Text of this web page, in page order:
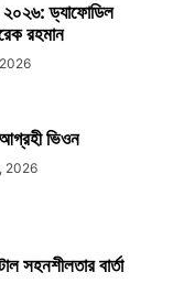
২০২৬: ড্যাফোডিল
রহমান
আগ্রহী ভিওন
2026
সহনশীলতার বার্তা